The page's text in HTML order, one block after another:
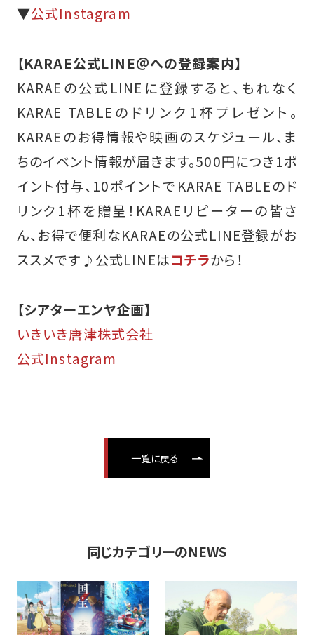
▼公式Instagram
【KARAE公式LINE＠への登録案内】
KARAEの公式LINEに登録すると、もれなく
KARAE TABLEのドリンク1杯プレゼント。
KARAEのお得情報や映画のスケジュール、ま
ちのイベント情報が届きます。500円につき1ポ
イント付与、10ポイントでKARAE TABLEのド
リンク1杯を贈呈！KARAEリピーターの皆さ
ん、お得で便利なKARAEの公式LINE登録がお
ススメです♪ 公式LINEはコチラから！
【シアターエンヤ企画】
いきいき唐津株式会社
公式Instagram
一覧に戻る
同じカテゴリーのNEWS